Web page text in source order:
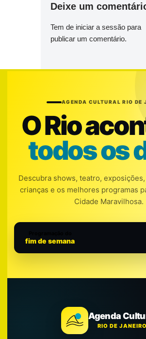
Deixe um
Tem de iniciar a sessão para
publicar um comentário.
AGENDA CULTURAL RIO DE
O Rio
todos os
Descubra shows, teatro,
crianças e os melhores programas
Cidade Maravilhosa.
fim de semana
Agenda
RIO DE JANEIRO